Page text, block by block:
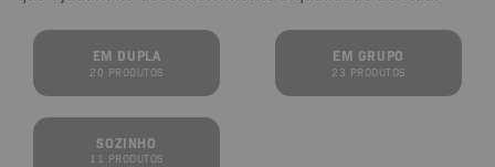
EM DUPLA
20 PRODUTOS
EM GRUPO
23 PRODUTOS
SOZINHO
11 PRODUTOS